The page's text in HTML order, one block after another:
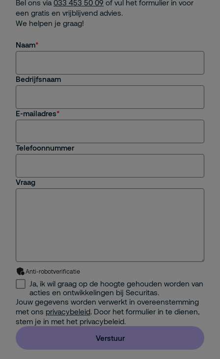
Bel ons via 033 453 50 09 of vul het formulier in voor
een gratis en vrijblijvend advies.
We helpen je graag!
Naam
Bedrijfsnaam
E-mailadres
Telefoonnummer
Vraag
Anti-robotverificatie
Ja, ik wil graag op de hoogte gehouden worden van
acties en ontwikkelingen bij Securitas.
Jouw gegevens worden verwerkt in overeenstemming
met ons privacybeleid. Door het formulier in te dienen,
stem je in met het privacybeleid.
Verstuur